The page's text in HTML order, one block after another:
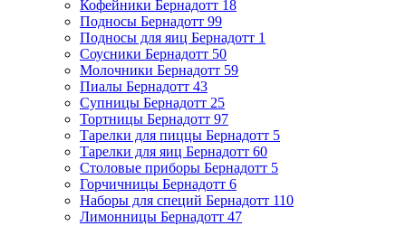
Кофейники Бернадотт 18
Подносы Бернадотт 99
Подносы для яиц Бернадотт 1
Соусники Бернадотт 50
Молочники Бернадотт 59
Пиалы Бернадотт 43
Супницы Бернадотт 25
Тортницы Бернадотт 97
Тарелки для пиццы Бернадотт 5
Тарелки для яиц Бернадотт 60
Столовые приборы Бернадотт 5
Горчичницы Бернадотт 6
Наборы для специй Бернадотт 110
Лимонницы Бернадотт 47